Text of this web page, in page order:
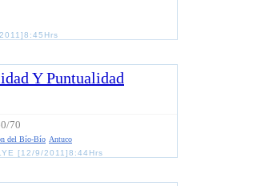
Y Puntualidad
70
del Bío-Bío Antuco
[12/9/2011]8:44Hrs